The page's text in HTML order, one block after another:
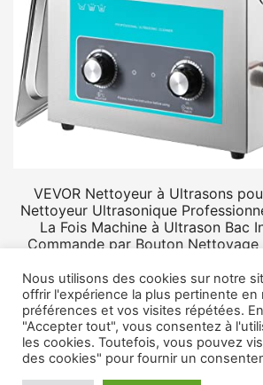
VEVOR Nettoyeur à Ultrasons
Nettoyeur Ultrasonique
La Fois Machine à Ultrason Bac
Commande par Bouton
© 2026 Rangement vinyle.
Nous utilisons des cookies sur notre
offrir l'expérience la plus pertinente en
préférences et vos visites répétées.
"Accepter tout", vous consentez à
les cookies. Toutefois, vous pouvez
des cookies" pour fournir un